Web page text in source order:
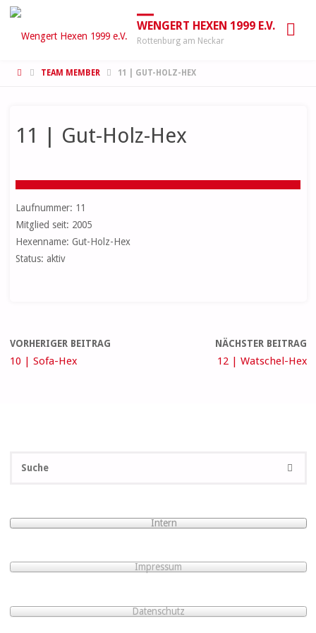
WENGERT HEXEN 1999 E.V.
Rottenburg am Neckar
STARTTEAM MEMBER 11 | GUT-HOLZ-HEX
11 | Gut-Holz-Hex
Laufnummer: 11
Mitglied seit: 2005
Hexenname: Gut-Holz-Hex
Status: aktiv
VORHERIGER BEITRAG
10 | Sofa-Hex
NÄCHSTER BEITRAG
12 | Watschel-Hex
SUCHE
Intern
Impressum
Datenschutz